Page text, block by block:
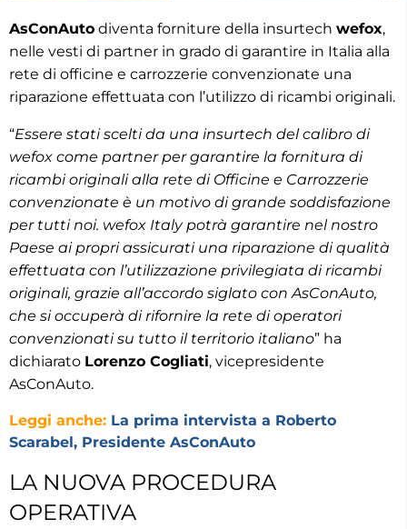
AsConAuto diventa forniture della insurtech wefox,
nelle vesti di partner in grado di garantire in Italia alla
rete di officine e carrozzerie convenzionate una
riparazione effettuata con l’utilizzo di ricambi originali.
“Essere stati scelti da una insurtech del calibro di
wefox come partner per garantire la fornitura di
ricambi originali alla rete di Officine e Carrozzerie
convenzionate è un motivo di grande soddisfazione
per tutti noi. wefox Italy potrà garantire nel nostro
Paese ai propri assicurati una riparazione di qualità
effettuata con l’utilizzazione privilegiata di ricambi
originali, grazie all’accordo siglato con AsConAuto,
che si occuperà di rifornire la rete di operatori
convenzionati su tutto il territorio italiano” ha
dichiarato Lorenzo Cogliati, vicepresidente
AsConAuto.
Leggi anche: La prima intervista a Roberto
Scarabel, Presidente AsConAuto
LA NUOVA PROCEDURA
OPERATIVA